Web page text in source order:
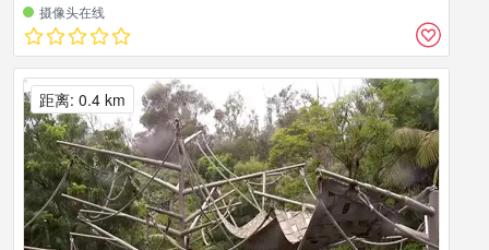
摄像头在线
距离: 0.4 km